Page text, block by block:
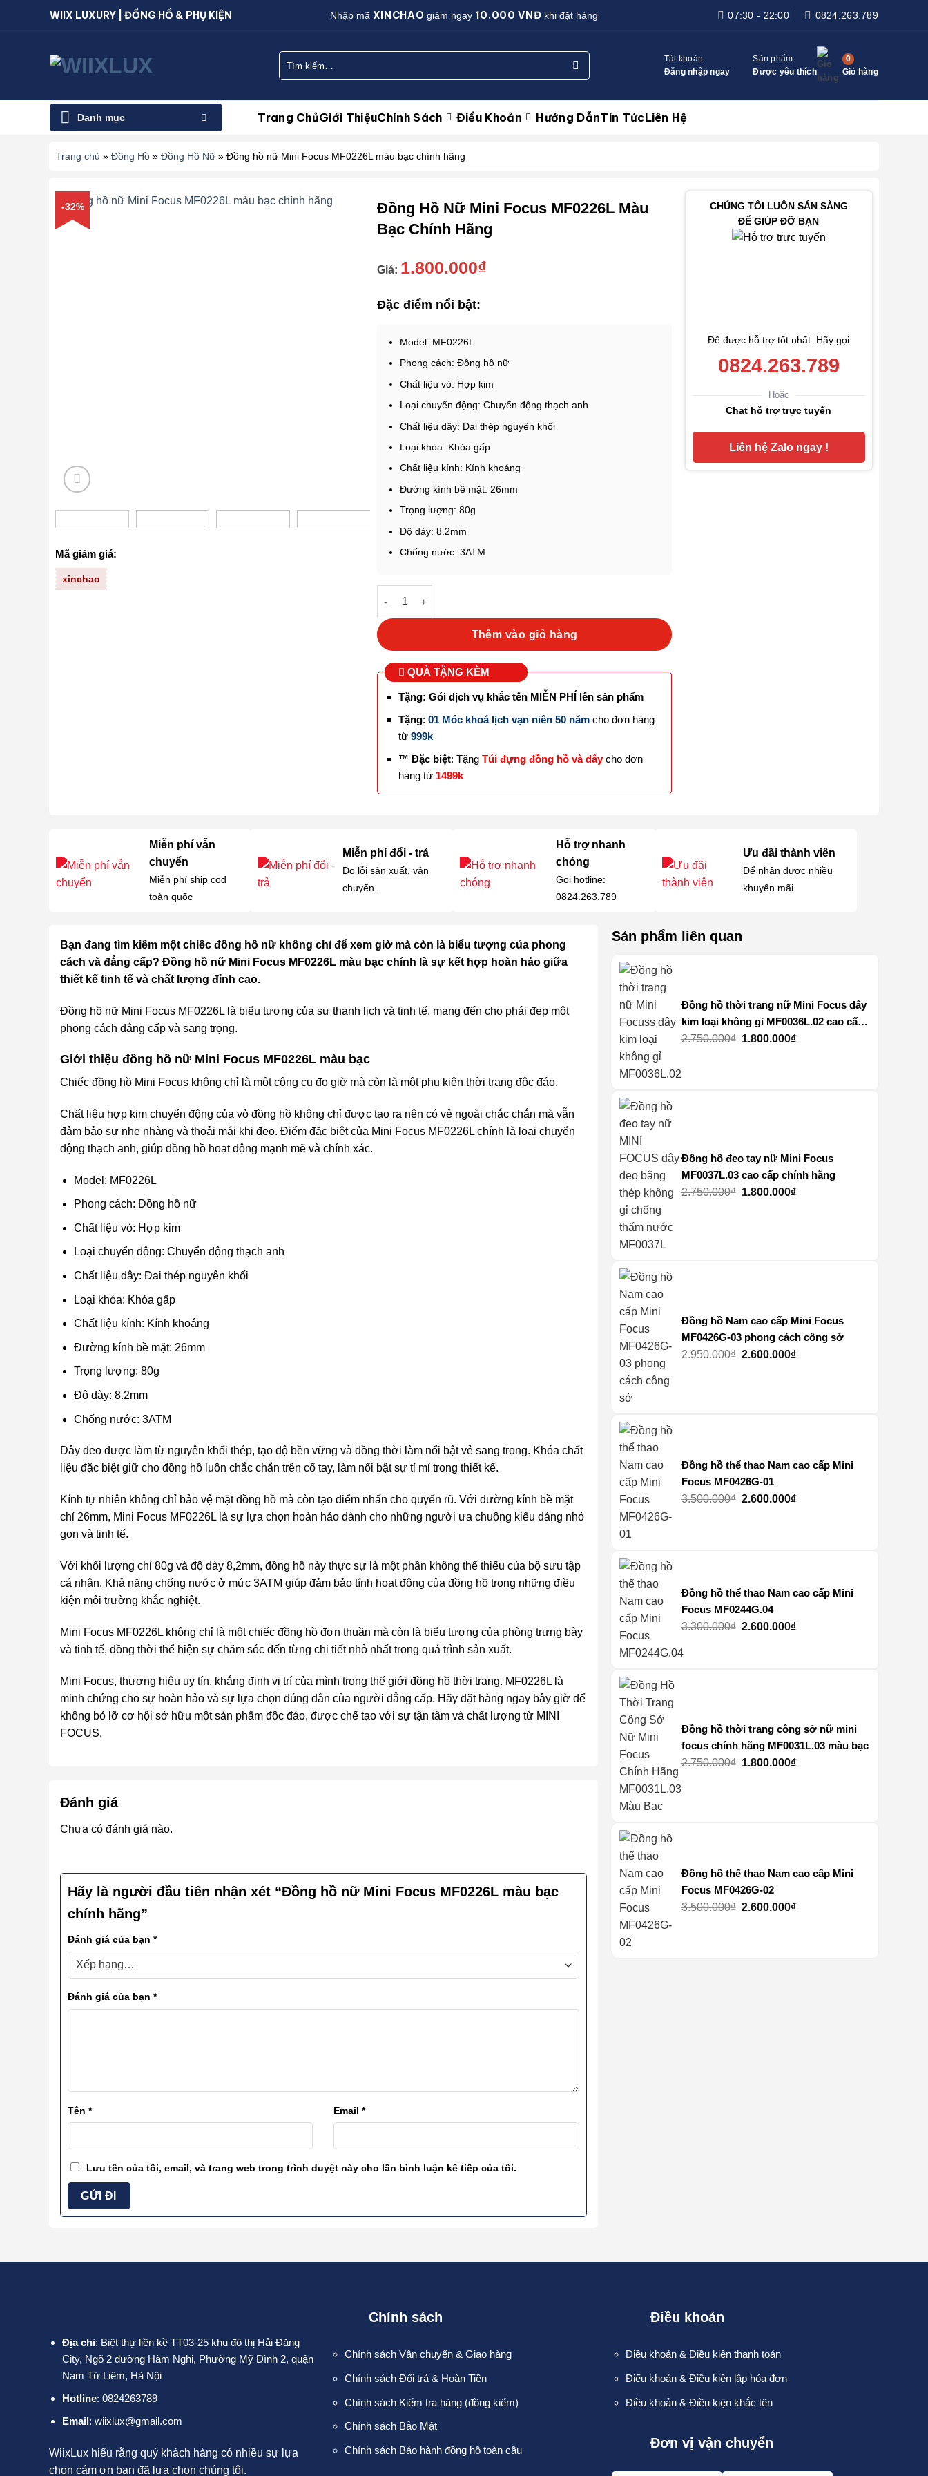
WIIX LUXURY | ĐỒNG HỒ & PHỤ KIỆN Nhập mã XINCHAO giảm ngay 10.000 VNĐ khi đặt hàng 07:30 - 22:00 0824.263.789
Tìm
kiếm:
Tài khoản
Đăng nhập ngay
Sản phẩm
Được yêu thích
0
Giỏ hàng
Danh mục Trang ChủGiới ThiệuChính Sách Điều Khoản Hướng DẫnTin TứcLiên Hệ
Trang chủ » Đồng Hồ» Đồng Hồ Nữ» Đồng hồ nữ Mini Focus MF0226L màu bạc chính hãng
-32%
Mã giảm giá:
xinchao
Đồng Hồ Nữ Mini Focus MF0226L Màu
Bạc Chính Hãng
Giá: 1.800.000₫
Đặc điểm nổi bật:
Model: MF0226L
Phong cách: Đồng hồ nữ
Chất liệu vỏ: Hợp kim
Loại chuyển động: Chuyển động thạch anh
Chất liệu dây: Đai thép nguyên khối
Loại khóa: Khóa gấp
Chất liệu kính: Kính khoáng
Đường kính bề mặt: 26mm
Trọng lượng: 80g
Độ dày: 8.2mm
Chống nước: 3ATM
Thêm vào giỏ hàng
QUÀ TẶNG KÈM
Tặng: Gói dịch vụ khắc tên MIỄN PHÍ lên sản phẩm
Tặng: 01 Móc khoá lịch vạn niên 50 nămcho đơn hàng
từ 999k
™ Đặc biệt: Tặng Túi đựng đồng hồ và dâycho đơn
hàng từ 1499k
CHÚNG TÔI LUÔN SẴN SÀNG
ĐỂ GIÚP ĐỠ BẠN
Để được hỗ trợ tốt nhất. Hãy gọi
0824.263.789
Hoặc
Chat hỗ trợ trực tuyến
Liên hệ Zalo ngay !
Miễn phí vẫn
chuyển
Miễn phí ship cod
toàn quốc
Miễn phí đổi - trả
Do lỗi sản xuất, vận
chuyển.
Hỗ trợ nhanh
chóng
Gọi hotline:
0824.263.789
Ưu đãi thành viên
Để nhận được nhiều
khuyến mãi
Bạn đang tìm kiếm một chiếc đồng hồ nữ không chỉ để xem giờ mà còn là biểu tượng của phong
cách và đẳng cấp? Đồng hồ nữ Mini Focus MF0226L màu bạc chính là sự kết hợp hoàn hảo giữa
thiết kế tinh tế và chất lượng đỉnh cao.
Đồng hồ nữ Mini Focus MF0226L là biểu tượng của sự thanh lịch và tinh tế, mang đến cho phái đẹp một
phong cách đẳng cấp và sang trọng.
Giới thiệu đồng hồ nữ Mini Focus MF0226L màu bạc
Chiếc đồng hồ Mini Focus không chỉ là một công cụ đo giờ mà còn là một phụ kiện thời trang độc đáo.
Chất liệu hợp kim chuyển động của vỏ đồng hồ không chỉ được tạo ra nên có vẻ ngoài chắc chắn mà vẫn
đảm bảo sự nhẹ nhàng và thoải mái khi đeo. Điểm đặc biệt của Mini Focus MF0226L chính là loại chuyển
động thạch anh, giúp đồng hồ hoạt động mạnh mẽ và chính xác.
Model: MF0226L
Phong cách: Đồng hồ nữ
Chất liệu vỏ: Hợp kim
Loại chuyển động: Chuyển động thạch anh
Chất liệu dây: Đai thép nguyên khối
Loại khóa: Khóa gấp
Chất liệu kính: Kính khoáng
Đường kính bề mặt: 26mm
Trọng lượng: 80g
Độ dày: 8.2mm
Chống nước: 3ATM
Dây đeo được làm từ nguyên khối thép, tạo độ bền vững và đồng thời làm nổi bật vẻ sang trọng. Khóa chất
liệu đặc biệt giữ cho đồng hồ luôn chắc chắn trên cổ tay, làm nổi bật sự tỉ mỉ trong thiết kế.
Kính tự nhiên không chỉ bảo vệ mặt đồng hồ mà còn tạo điểm nhấn cho quyến rũ. Với đường kính bề mặt
chỉ 26mm, Mini Focus MF0226L là sự lựa chọn hoàn hảo dành cho những người ưa chuộng kiểu dáng nhỏ
gọn và tinh tế.
Với khối lượng chỉ 80g và độ dày 8,2mm, đồng hồ này thực sự là một phần không thể thiếu của bộ sưu tập
cá nhân. Khả năng chống nước ở mức 3ATM giúp đảm bảo tính hoạt động của đồng hồ trong những điều
kiện môi trường khắc nghiệt.
Mini Focus MF0226L không chỉ là một chiếc đồng hồ đơn thuần mà còn là biểu tượng của phòng trưng bày
và tinh tế, đồng thời thể hiện sự chăm sóc đến từng chi tiết nhỏ nhất trong quá trình sản xuất.
Mini Focus, thương hiệu uy tín, khẳng định vị trí của mình trong thế giới đồng hồ thời trang. MF0226L là
minh chứng cho sự hoàn hảo và sự lựa chọn đúng đắn của người đẳng cấp. Hãy đặt hàng ngay bây giờ để
không bỏ lỡ cơ hội sở hữu một sản phẩm độc đáo, được chế tạo với sự tận tâm và chất lượng từ MINI
FOCUS.
Đánh giá
Chưa có đánh giá nào.
Hãy là người đầu tiên nhận xét “Đồng hồ nữ Mini Focus MF0226L màu bạc
chính hãng”
Đánh giá của bạn *
Đánh giá của bạn *
Tên * Email*
Lưu tên của tôi, email, và trang web trong trình duyệt này cho lần bình luận kế tiếp của tôi.
Sản phẩm liên quan
Đồng hồ thời trang nữ Mini Focus dây
kim loại không gỉ MF0036L.02 cao cấp
chính hãng
2.750.000₫ Giá
1.800.000₫Giá
Đồng hồ đeo tay nữ Mini Focus
MF0037L.03 cao cấp chính hãng
2.750.000₫ Giá
1.800.000₫Giá
Đồng hồ Nam cao cấp Mini Focus
MF0426G-03 phong cách công sở
2.950.000₫ Giá
2.600.000₫Giá
Đồng hồ thể thao Nam cao cấp Mini
Focus MF0426G-01
3.500.000₫ Giá
2.600.000₫Giá
Đồng hồ thể thao Nam cao cấp Mini
Focus MF0244G.04
3.300.000₫ Giá
2.600.000₫Giá
Đồng hồ thời trang công sở nữ mini
focus chính hãng MF0031L.03 màu bạc
2.750.000₫ Giá
1.800.000₫Giá
Đồng hồ thể thao Nam cao cấp Mini
Focus MF0426G-02
3.500.000₫ Giá
2.600.000₫Giá
Địa chỉ: Biệt thự liền kề TT03-25 khu đô thị Hải Đăng
City, Ngõ 2 đường Hàm Nghi, Phường Mỹ Đình 2, quận
Nam Từ Liêm, Hà Nội
Hotline: 0824263789
Email: wiixlux@gmail.com
WiixLux hiểu rằng quý khách hàng có nhiều sự lựa
chọn cám ơn bạn đã lựa chọn chúng tôi.
Chính sách
Chính sách Vận chuyển & Giao hàng
Chính sách Đổi trả & Hoàn Tiền
Chính sách Kiểm tra hàng (đồng kiểm)
Chính sách Bảo Mật
Chính sách Bảo hành đồng hồ toàn cầu
Điều khoản
Điều khoản & Điều kiện thanh toán
Điểu khoản & Điều kiện lập hóa đơn
Điều khoản & Điều kiện khắc tên
Đơn vị vận chuyển